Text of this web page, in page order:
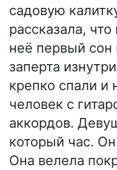
садовую
рассказала,
неё первый сон
заперта
крепко спали
человек с
аккордов.
который час.
Она велела